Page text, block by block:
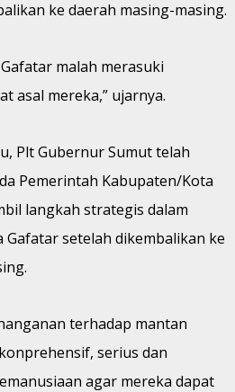
ke daerah masing-masing.
malah merasuki
asal mereka,” ujarnya.
Plt Gubernur Sumut telah
Pemerintah Kabupaten/Kota
langkah strategis dalam
Gafatar setelah dikembalikan ke
terhadap mantan
serius dan
agar mereka dapat